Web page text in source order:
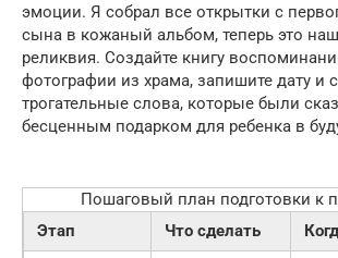
эмоции. Я собрал все открытки с
сына в кожаный альбом, теперь это
реликвия. Создайте книгу
фотографии из храма, запишите дату и
трогательные слова, которые были
бесценным подарком для ребенка в
Пошаговый план подготовки к
Этап
Что сделать